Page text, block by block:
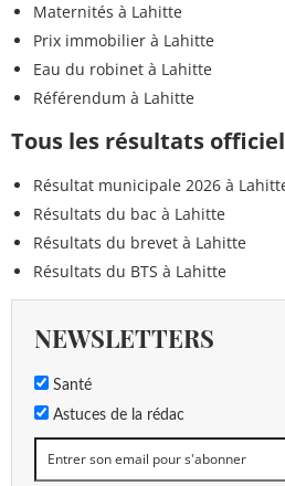
Maternités à Lahitte
Prix immobilier à Lahitte
Eau du robinet à Lahitte
Référendum à Lahitte
Tous les résultats
Résultat municipale 2026 à
Résultats du bac à Lahitte
Résultats du brevet à Lahitte
Résultats du BTS à Lahitte
NEWSLETTERS
Santé
Astuces de la rédac